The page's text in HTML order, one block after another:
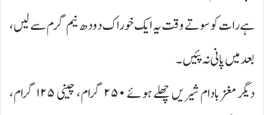
ہے رات کو سوتے وقت یہ ایک خوراک دودھ نیم گرم سے لیں،
بعد میں پانی نہ پئیں۔
دیگر مغز بادام شیریں چھلے ہوئے ۲۵۰ گرام، چینی ۱۲۵ گرام،